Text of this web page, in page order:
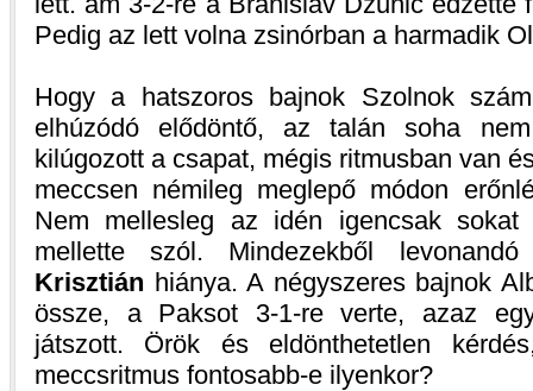
Pedig az lett volna zsinórban a harmadik
Hogy a hatszoros bajnok Szolnok
elhúzódó elődöntő, az talán soha
kilúgozott a csapat, mégis ritmusban van
meccsen némileg meglepő módon
Nem mellesleg az idén igencsak
mellette szól. Mindezekből
Krisztián hiánya. A négyszeres bajnok
össze, a Paksot 3-1-re verte, azaz
játszott. Örök és eldönthetetlen
meccsritmus fontosabb-e ilyenkor?